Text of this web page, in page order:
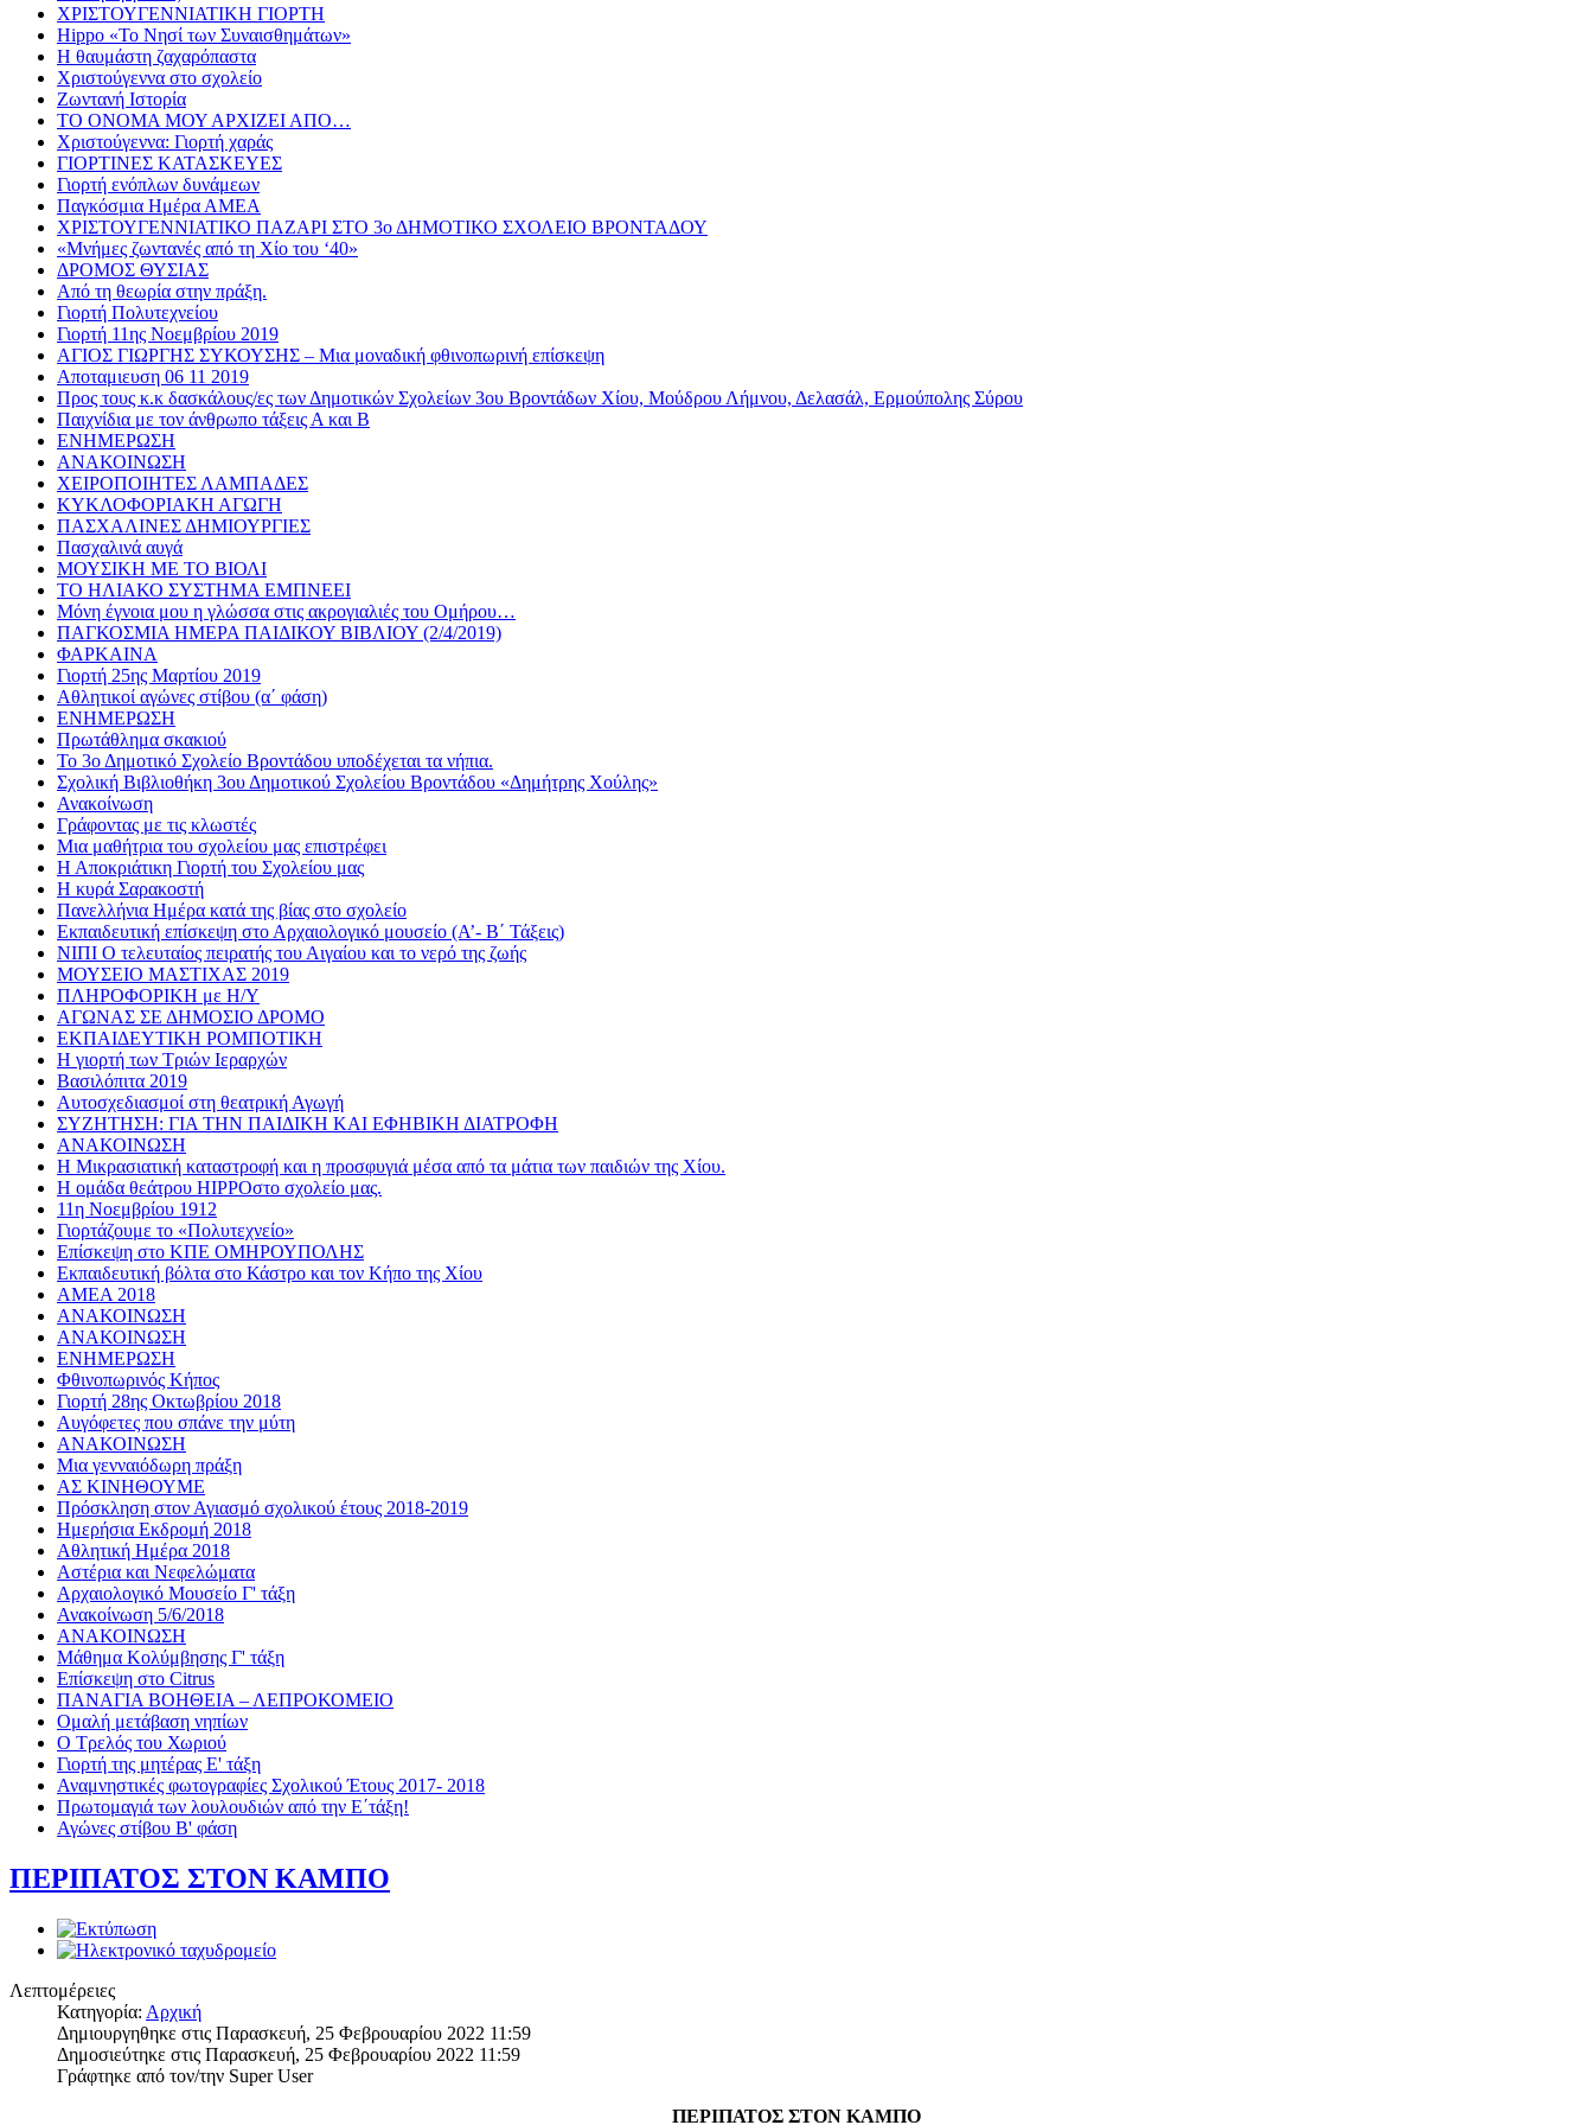
ΧΡΙΣΤΟΥΓΕΝΝΙΑΤΙΚΗ ΓΙΟΡΤΗ
Hippo «Το Νησί των Συναισθημάτων»
Η θαυμάστη ζαχαρόπαστα
Χριστούγεννα στο σχολείο
Ζωντανή Ιστορία
ΤΟ ΟΝΟΜΑ ΜΟΥ ΑΡΧΙΖΕΙ ΑΠΟ…
Χριστούγεννα: Γιορτή χαράς
ΓΙΟΡΤΙΝΕΣ ΚΑΤΑΣΚΕΥΕΣ
Γιορτή ενόπλων δυνάμεων
Παγκόσμια Ημέρα ΑΜΕΑ
ΧΡΙΣΤΟΥΓΕΝΝΙΑΤΙΚΟ ΠΑΖΑΡΙ ΣΤΟ 3ο ΔΗΜΟΤΙΚΟ ΣΧΟΛΕΙΟ ΒΡΟΝΤΑΔΟΥ
«Μνήμες ζωντανές από τη Χίο του ‘40»
ΔΡΟΜΟΣ ΘΥΣΙΑΣ
Από τη θεωρία στην πράξη.
Γιορτή Πολυτεχνείου
Γιορτή 11ης Νοεμβρίου 2019
ΑΓΙΟΣ ΓΙΩΡΓΗΣ ΣΥΚΟΥΣΗΣ – Μια μοναδική φθινοπωρινή επίσκεψη
Αποταμιευση 06 11 2019
Προς τους κ.κ δασκάλους/ες των Δημοτικών Σχολείων 3ου Βροντάδων Χίου, Μούδρου Λήμνου, Δελασάλ, Ερμούπολης Σύρου
Παιχνίδια με τον άνθρωπο τάξεις Α και Β
ΕΝΗΜΕΡΩΣΗ
ΑΝΑΚΟΙΝΩΣΗ
ΧΕΙΡΟΠΟΙΗΤΕΣ ΛΑΜΠΑΔΕΣ
ΚΥΚΛΟΦΟΡΙΑΚΗ ΑΓΩΓΗ
ΠΑΣΧΑΛΙΝΕΣ ΔΗΜΙΟΥΡΓΙΕΣ
Πασχαλινά αυγά
ΜΟΥΣΙΚΗ ΜΕ ΤΟ ΒΙΟΛΙ
ΤΟ ΗΛΙΑΚΟ ΣΥΣΤΗΜΑ ΕΜΠΝΕΕΙ
Μόνη έγνοια μου η γλώσσα στις ακρογιαλιές του Ομήρου…
ΠΑΓΚΟΣΜΙΑ ΗΜΕΡΑ ΠΑΙΔΙΚΟΥ ΒΙΒΛΙΟΥ (2/4/2019)
ΦΑΡΚΑΙΝΑ
Γιορτή 25ης Μαρτίου 2019
Αθλητικoί αγώνες στίβου (α΄ φάση)
ΕΝΗΜΕΡΩΣΗ
Πρωτάθλημα σκακιού
Το 3ο Δημοτικό Σχολείο Βροντάδου υποδέχεται τα νήπια.
Σχολική Βιβλιοθήκη 3ου Δημοτικού Σχολείου Βροντάδου «Δημήτρης Χούλης»
Ανακοίνωση
Γράφοντας με τις κλωστές
Μια μαθήτρια του σχολείου μας επιστρέφει
Η Αποκριάτικη Γιορτή του Σχολείου μας
Η κυρά Σαρακοστή
Πανελλήνια Ημέρα κατά της βίας στο σχολείο
Εκπαιδευτική επίσκεψη στο Αρχαιολογικό μουσείο (Α’- Β΄ Τάξεις)
ΝΙΠΙ Ο τελευταίος πειρατής του Αιγαίου και το νερό της ζωής
ΜΟΥΣΕΙΟ ΜΑΣΤΙΧΑΣ 2019
ΠΛΗΡΟΦΟΡΙΚΗ με Η/Υ
ΑΓΩΝΑΣ ΣΕ ΔΗΜΟΣΙΟ ΔΡΟΜΟ
ΕΚΠΑΙΔΕΥΤΙΚΗ ΡΟΜΠΟΤΙΚΗ
Η γιορτή των Τριών Ιεραρχών
Βασιλόπιτα 2019
Αυτοσχεδιασμοί στη θεατρική Αγωγή
ΣΥΖΗΤΗΣΗ: ΓΙΑ ΤΗΝ ΠΑΙΔΙΚΗ ΚΑΙ ΕΦΗΒΙΚΗ ΔΙΑΤΡΟΦΗ
ΑΝΑΚΟΙΝΩΣΗ
Η Μικρασιατική καταστροφή και η προσφυγιά μέσα από τα μάτια των παιδιών της Χίου.
Η ομάδα θεάτρου HIPPOστο σχολείο μας.
11η Νοεμβρίου 1912
Γιορτάζουμε το «Πολυτεχνείο»
Επίσκεψη στο ΚΠΕ ΟΜΗΡΟΥΠΟΛΗΣ
Εκπαιδευτική βόλτα στο Κάστρο και τον Κήπο της Χίου
AMEA 2018
ΑΝΑΚΟΙΝΩΣΗ
ΑΝΑΚΟΙΝΩΣΗ
ΕΝΗΜΕΡΩΣΗ
Φθινοπωρινός Κήπος
Γιορτή 28ης Οκτωβρίου 2018
Αυγόφετες που σπάνε την μύτη
ΑΝΑΚΟΙΝΩΣΗ
Μια γενναιόδωρη πράξη
ΑΣ ΚΙΝΗΘΟΥΜΕ
Πρόσκληση στον Αγιασμό σχολικού έτους 2018-2019
Ημερήσια Εκδρομή 2018
Αθλητική Ημέρα 2018
Αστέρια και Νεφελώματα
Αρχαιολογικό Μουσείο Γ' τάξη
Ανακοίνωση 5/6/2018
ΑΝΑΚΟΙΝΩΣΗ
Μάθημα Κολύμβησης Γ' τάξη
Επίσκεψη στο Citrus
ΠΑΝΑΓΙΑ ΒΟΗΘΕΙΑ – ΛΕΠΡΟΚΟΜΕΙΟ
Ομαλή μετάβαση νηπίων
Ο Τρελός του Χωριού
Γιορτή της μητέρας Ε' τάξη
Αναμνηστικές φωτογραφίες Σχολικού Έτους 2017- 2018
Πρωτομαγιά των λουλουδιών από την Ε΄τάξη!
Αγώνες στίβου Β' φάση
ΠΕΡΙΠΑΤΟΣ ΣΤΟΝ ΚΑΜΠΟ
Λεπτομέρειες
Κατηγορία: Αρχική
Δημιουργηθηκε στις Παρασκευή, 25 Φεβρουαρίου 2022 11:59
Δημοσιεύτηκε στις Παρασκευή, 25 Φεβρουαρίου 2022 11:59
Γράφτηκε από τον/την Super User
ΠΕΡΙΠΑΤΟΣ ΣΤΟΝ ΚΑΜΠΟ